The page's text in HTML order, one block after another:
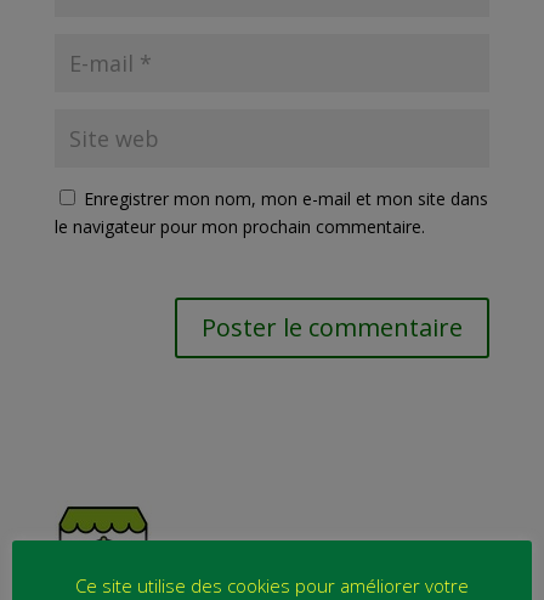
Enregistrer mon nom, mon e-mail et mon site dans
le navigateur pour mon prochain commentaire.
Ce site utilise des cookies pour améliorer votre